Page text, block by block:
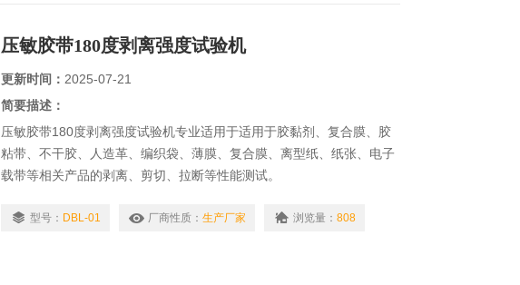
压敏胶带180度剥离强度试验机
更新时间： 2025-07-21
简要描述：
压敏胶带180度剥离强度试验机专业适用于适用于胶黏剂、复合膜、胶
粘带、不干胶、人造革、编织袋、薄膜、复合膜、离型纸、纸张、电子
载带等相关产品的剥离、剪切、拉断等性能测试。
型号： DBL-01 厂商性质： 生产厂家 浏览量： 808